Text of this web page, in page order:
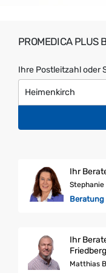
PROMEDICA
Ihre Postleitzahl oder
Ihr
Stephanie
Beratung
Ihr
Friedberg
Matthias